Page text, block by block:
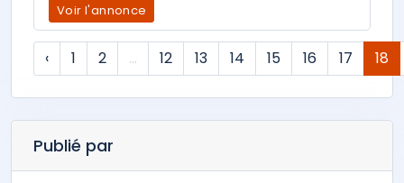
Voir l'annonce
‹ 1 2 ... 12 13 14 15 16 17 18
Publié par